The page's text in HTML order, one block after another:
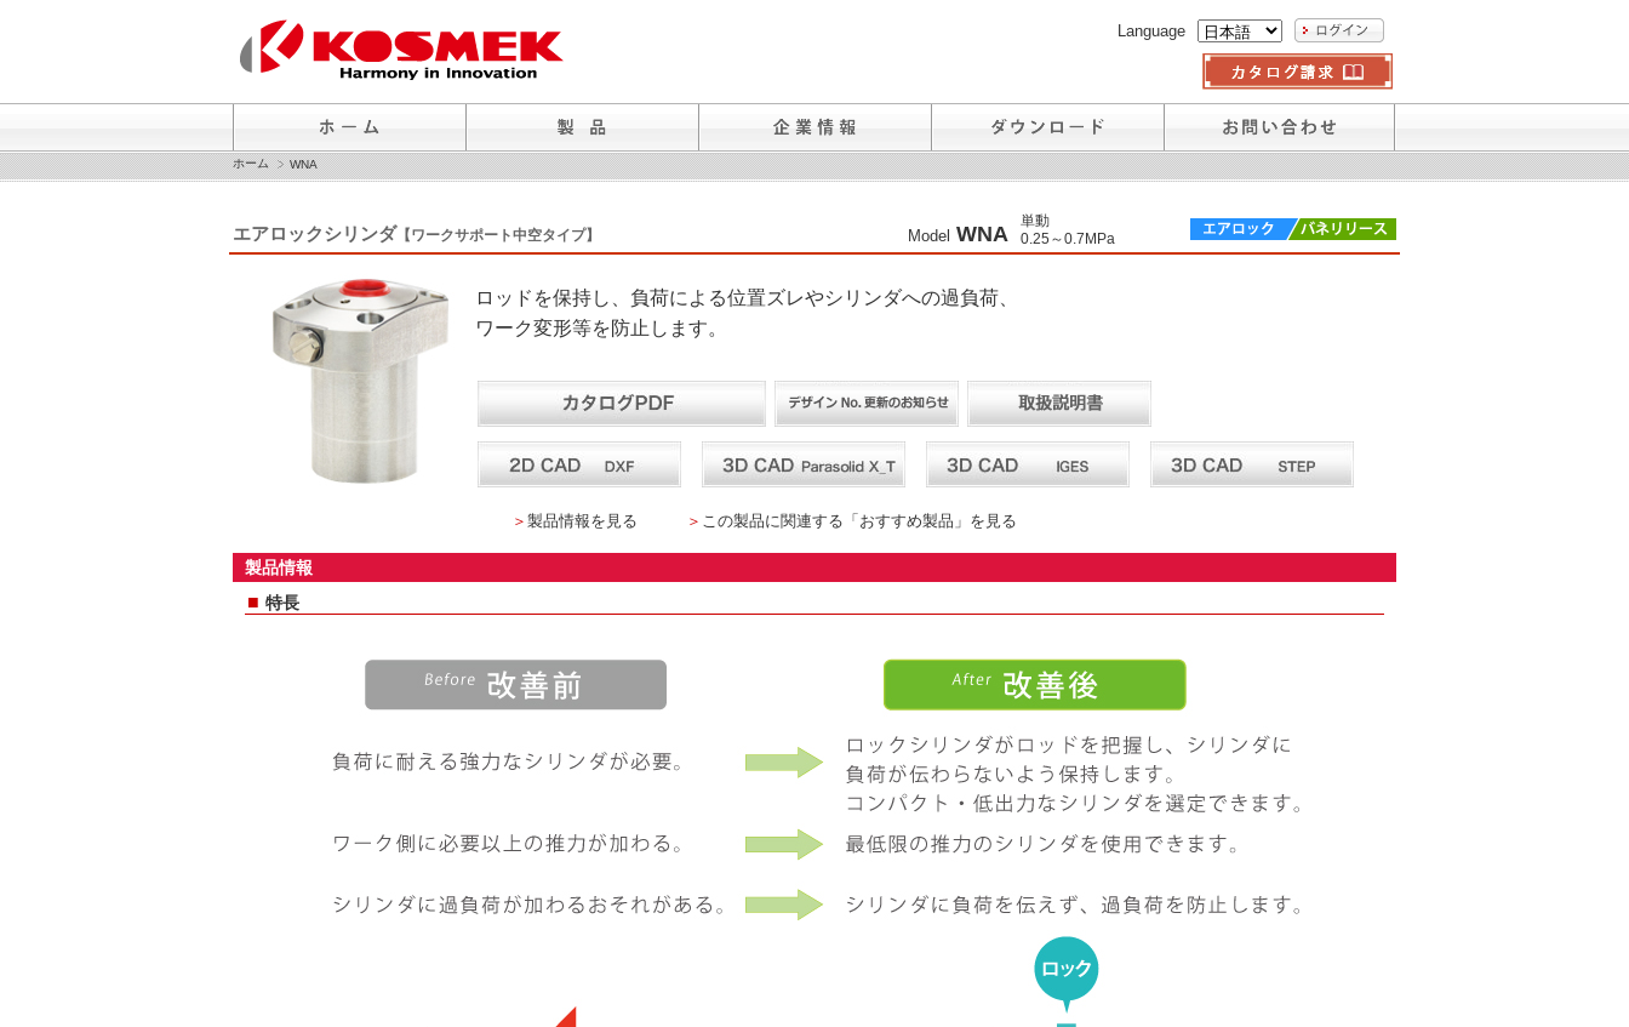
Language
ホーム WNA
エアロックシリンダ 【ワークサポート中空タイプ】 Model WNA
単動
0.25～0.7MPa
ロッドを保持し、負荷による位置ズレやシリンダへの過負荷、
ワーク変形等を防止します。
＞ 製品情報を見る ＞ この製品に関連する「おすすめ製品」を見る
製品情報
■ 特長